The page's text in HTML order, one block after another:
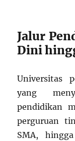
Jalur
Dini
Universitas
yang
pendidikan
perguruan
SMA,